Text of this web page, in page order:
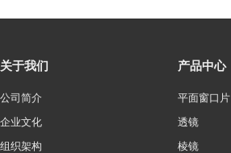
关于我们
公司简介
企业文化
组织架构
产品中心
平面窗口片
透镜
棱镜